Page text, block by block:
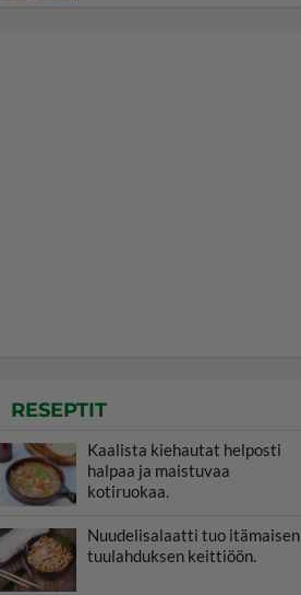
RESEPTIT
Kaalista kiehautat helposti
halpaa ja maistuvaa
kotiruokaa.
Nuudelisalaatti tuo itämaisen
tuulahduksen keittiöön.